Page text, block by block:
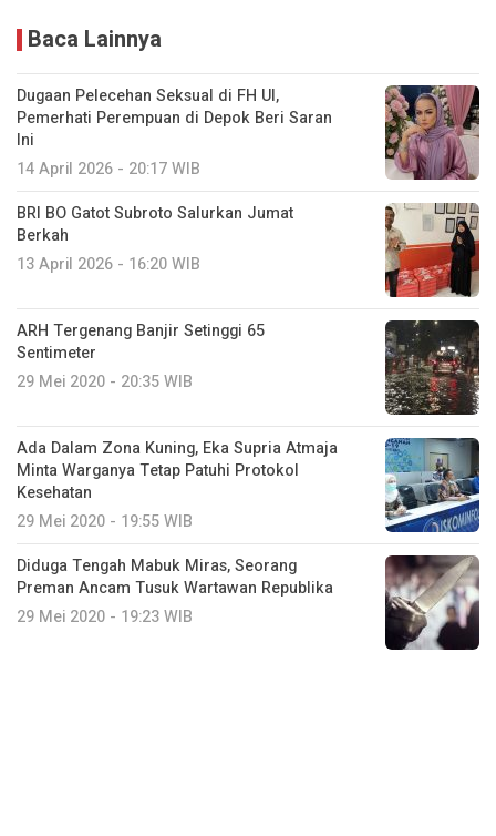
Baca Lainnya
Dugaan Pelecehan Seksual di FH UI,
Pemerhati Perempuan di Depok Beri Saran
Ini
14 April 2026 - 20:17 WIB
BRI BO Gatot Subroto Salurkan Jumat
Berkah
13 April 2026 - 16:20 WIB
ARH Tergenang Banjir Setinggi 65
Sentimeter
29 Mei 2020 - 20:35 WIB
Ada Dalam Zona Kuning, Eka Supria Atmaja
Minta Warganya Tetap Patuhi Protokol
Kesehatan
29 Mei 2020 - 19:55 WIB
Diduga Tengah Mabuk Miras, Seorang
Preman Ancam Tusuk Wartawan Republika
29 Mei 2020 - 19:23 WIB